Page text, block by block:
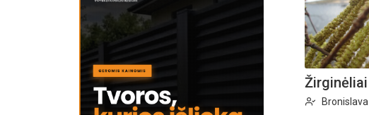
Žirginėliai
Bronislava